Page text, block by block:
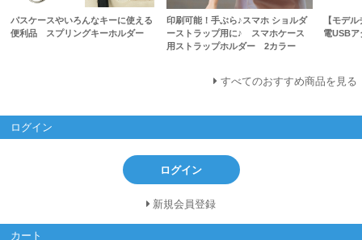
パスケースやいろんなキーに使える
便利品 スプリングキーホルダー
印刷可能！手ぶら♪スマホ ショルダ
ーストラップ用に♪ スマホケース
用ストラップホルダー 2カラー
【モデ
電USBア
すべてのおすすめ商品を見る
ログイン
ログイン
新規会員登録
カート